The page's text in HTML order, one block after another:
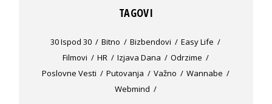
TAGOVI
30 Ispod 30 Bitno Bizbendovi
Easy Life
Filmovi
HR Izjava Dana
Odrzime
Poslovne Vesti
Putovanja Važno
Wannabe
Webmind